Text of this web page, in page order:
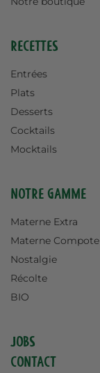
Recettes
Entrées
Plats
Desserts
Cocktails
Mocktails
Notre gamme
Materne Extra
Materne Compote
Nostalgie
Récolte
BIO
Jobs
Contact